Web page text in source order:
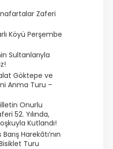
Anafartalar Zaferi
Köyü Perşembe
Sultanlarıyla
Göktepe ve
Anma Turu –
Onurlu
52. Yılında,
Kutlandı!
Barış Harekâtı’nın
Turu